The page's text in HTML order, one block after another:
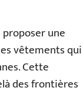
une
vêtements qui
Cette
des frontières